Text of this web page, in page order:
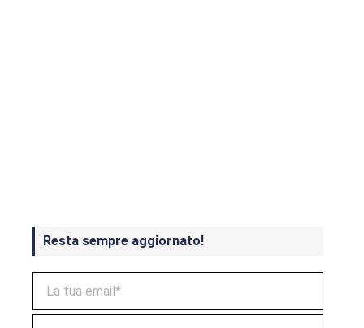
Resta sempre aggiornato!